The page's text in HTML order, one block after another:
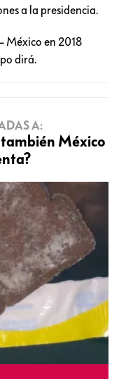
a la presidencia.
México en 2018
dirá.
A:
México